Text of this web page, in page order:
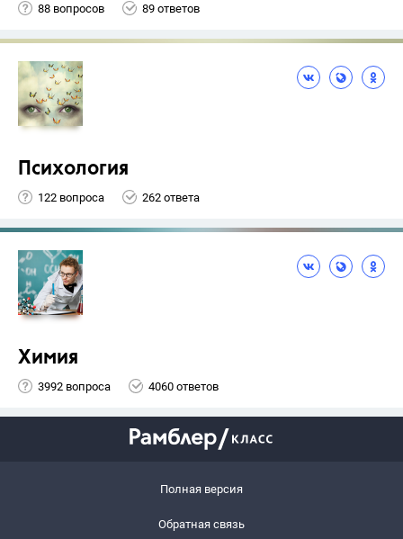
88 вопросов 89 ответов
Психология
122 вопроса 262 ответа
Химия
3992 вопроса 4060 ответов
Полная версия
Обратная связь